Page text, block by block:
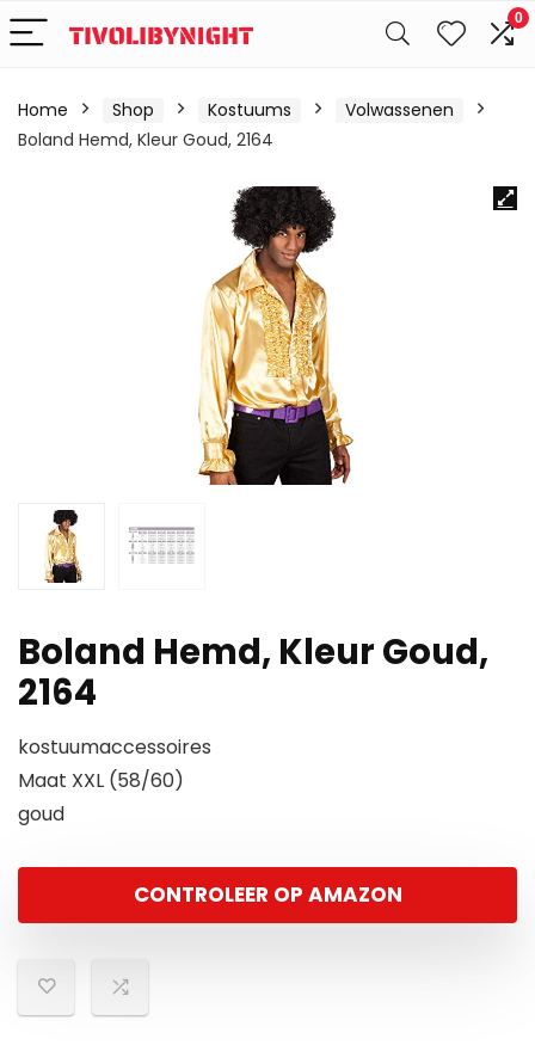
0
Home Shop Kostuums
Volwassenen
Boland Hemd, Kleur Goud, 2164
Boland Hemd, Kleur Goud,
2164
kostuumaccessoires
Maat XXL (58/60)
goud
CONTROLEER OP AMAZON